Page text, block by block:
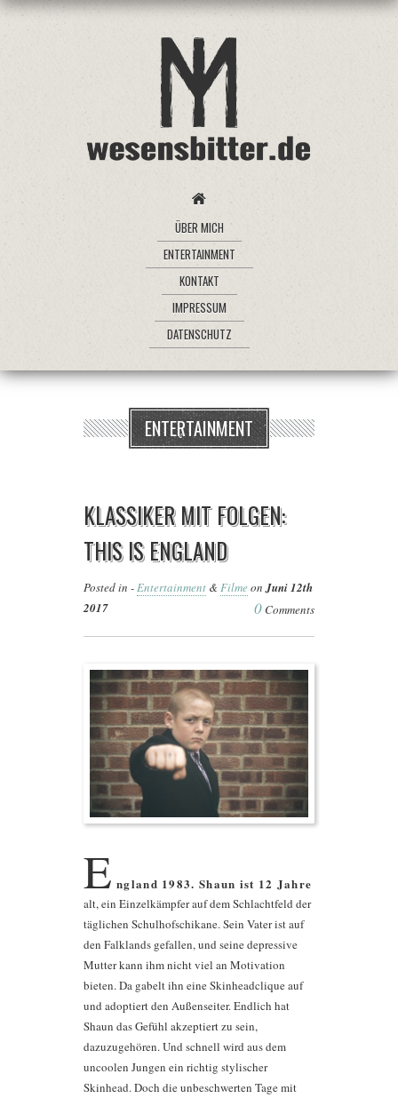
ÜBER MICH
ENTERTAINMENT
KONTAKT
IMPRESSUM
DATENSCHUTZ
ENTERTAINMENT
KLASSIKER MIT FOLGEN:
THIS IS ENGLAND
Posted in -Entertainment & FilmeonJuni 12th
2017
0 Comments
E ngland 1983. Shaun ist 12 Jahre
alt, ein Einzelkämpfer auf dem Schlachtfeld der
täglichen Schulhofschikane. Sein Vater ist auf
den Falklands gefallen, und seine depressive
Mutter kann ihm nicht viel an Motivation
bieten. Da gabelt ihn eine Skinheadclique auf
und adoptiert den Außenseiter. Endlich hat
Shaun das Gefühl akzeptiert zu sein,
dazuzugehören. Und schnell wird aus dem
uncoolen Jungen ein richtig stylischer
Skinhead. Doch die unbeschwerten Tage mit